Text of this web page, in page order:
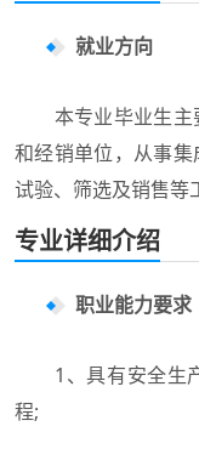
就业方向
本专业毕业生
和经销单位，从事集
试验、筛选及销售等
专业详细介绍
职业能力要求
1、具有安全生
程;